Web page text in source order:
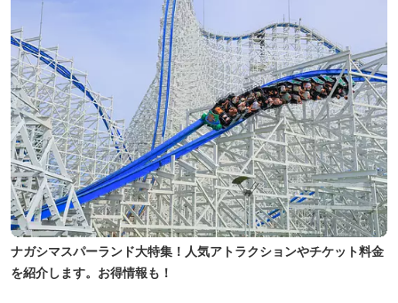
ナガシマスパーランド大特集！人気アトラクションやチケット料金
を紹介します。お得情報も！